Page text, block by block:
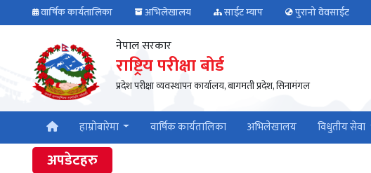
वार्षिक कार्यतालिका अभिलेखालय साईट म्याप पुरानो वेवसाईट
नेपाल सरकार
राष्ट्रिय परीक्षा बोर्ड
प्रदेश परीक्षा व्यवस्थापन कार्यालय, बागमती प्रदेश, सिनामंगल
हाम्रोबारेमा वार्षिक कार्यतालिका अभिलेखालय विधुतीय सेवा
अपडेटहरु